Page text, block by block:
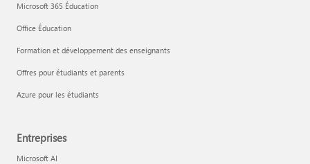
Microsoft 365 Éducation
Office Éducation
Formation et développement des enseignants
Offres pour étudiants et parents
Azure pour les étudiants
Entreprises
Microsoft AI